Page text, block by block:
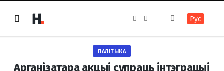
e
k
t
a
Рус
ПАЛІТЫКА
Арганізатара акцыі супраць інтэграцыі